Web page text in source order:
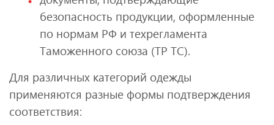
безопасность продукции, оформленные
по нормам РФ и техрегламента
Таможенного союза (ТР ТС).
Для различных категорий одежды
применяются разные формы подтверждения
соответствия: